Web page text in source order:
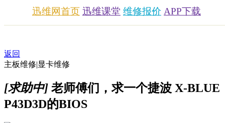
迅维网首页 迅维课堂 维修报价 APP下载
返回
主板维修|显卡维修
[求助中] 老师傅们，求一个捷波 X-BLUE
P43D3D的BIOS